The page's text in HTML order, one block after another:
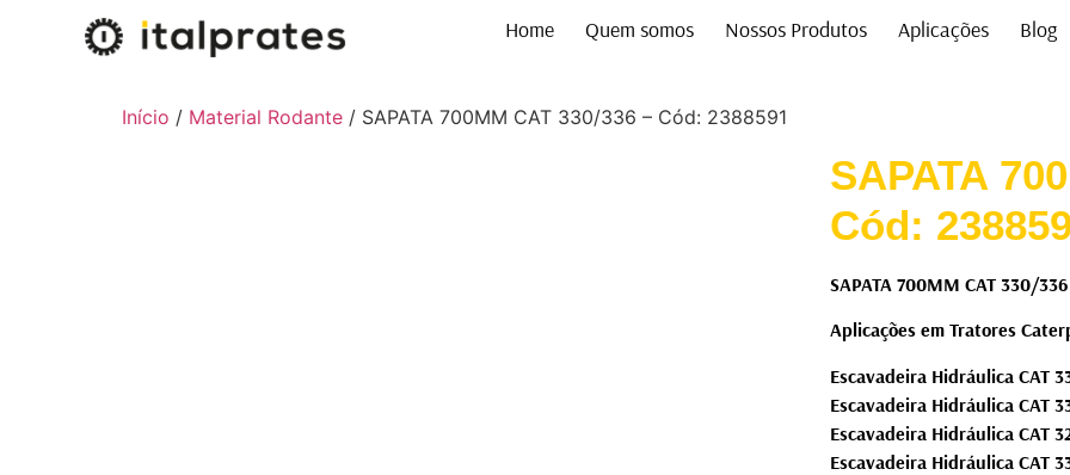
Home Quem somos Nossos Produtos Aplicações Blog
Início / Material Rodante / SAPATA 700MM CAT 330/336 – Cód: 2388591
SAPATA
Cód:
SAPATA 700MM CAT 330/
Aplicações em Tratores
Escavadeira Hidráulica CAT
Escavadeira Hidráulica CAT
Escavadeira Hidráulica CAT
Escavadeira Hidráulica CAT